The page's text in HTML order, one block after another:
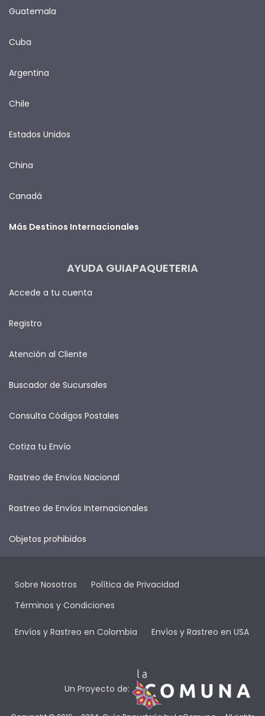
Guatemala
Cuba
Argentina
Chile
Estados Unidos
China
Canadá
Más Destinos Internacionales
AYUDA GUIAPAQUETERIA
Accede a tu cuenta
Registro
Atención al Cliente
Buscador de Sucursales
Consulta Códigos Postales
Cotiza tu Envío
Rastreo de Envíos Nacional
Rastreo de Envíos Internacionales
Objetos prohibidos
Sobre Nosotros
Política de Privacidad
Términos y Condiciones
Envíos y Rastreo en Colombia Envíos y Rastreo en USA
Un Proyecto de: